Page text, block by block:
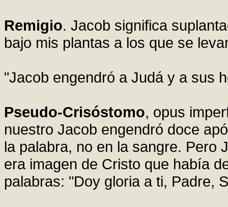
Remigio. Jacob significa
bajo mis plantas a los que se
"Jacob engendró a Judá y a sus
Pseudo-Crisóstomo, opus
nuestro Jacob engendró doce
la palabra, no en la sangre. Pero
era imagen de Cristo que había
palabras: "Doy gloria a ti, Padre,